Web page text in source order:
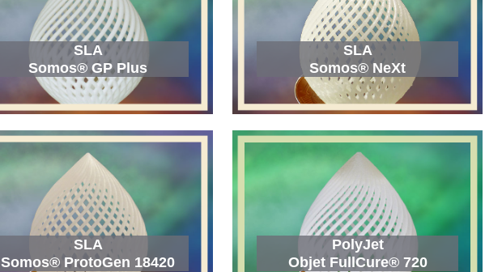
SLA
Somos® GP Plus
SLA
Somos® NeXt
SLA
Somos® ProtoGen 18420
PolyJet
Objet FullCure® 720